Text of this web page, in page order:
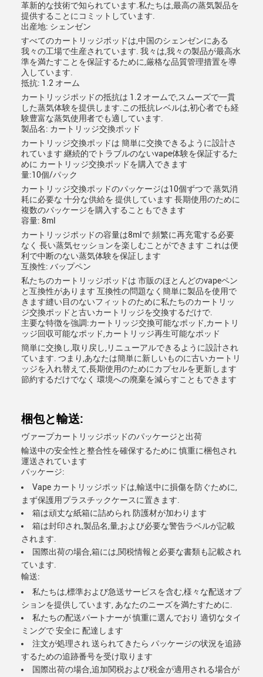
革新的な技術で知られています.私たちは,最高の蒸気製品を
提供することにコミットしています.
出産地: シェンゼン
すべてのカートリッジポッドは,中国のシェンゼンにある
我々の工場で生産されています. 我々は,我々の製品が最高水
準を満たすことを保証するために,厳格な品質管理措置を導
入しています.
抵抗: 1.2 オーム
カートリッジポッドの抵抗は 1.2 オームで,スムーズで一貫
した蒸気体験を提供します.この抵抗レベルは,初心者でも経
験豊富な蒸気使用者でも適しています.
製品名: カートリッジ交換ポッド
カートリッジ交換ポッドは 簡単に交換できるように設計さ
れています 継続的でトラブルのないvape体験を保証するた
めに カートリッジ交換ポッドを購入できます
量:10個/パック
カートリッジ交換ポッドのパッケージは10個ずつで 蒸気消
耗に必要な 十分な供給を 提供しています 長期使用のために
複数のパッケージを購入することもできます
容量: 8ml
カートリッジポッドの容量は8mlで 頻繁に再充電する必要
なく 長い蒸気セッションを楽しむことができます これは便
利で中断のない蒸気体験を保証します
互換性: バップペン
私たちのカートリッジポッドは 市販のほとんどのvapeペン
と互換性があります 互換性の問題なく簡単に製品を使用で
きます縫い目のないフィットのために私たちのカートリッ
ジ交換ポッドと古いカートリッジを交換するだけで.
主要な特徴を強調:カートリッジ交換可能なポッド,カートリ
ッジ回収可能なポッド,カートリッジ再生可能なポッド
簡単に交換し,取り戻し,リニューアルできるように設計され
ています. つまり,あなたは簡単に新しいものに古いカートリ
ッジを入れ替えて,長期使用のためにカプセルを更新します
節約するだけでなく 環境への廃棄を減らすこともできます
梱包と輸送:
ヴァープカートリッジポッドのパッケージと出荷
輸送中の安全性と整合性を確保するために 慎重に梱包され
運送されています
パッケージ:
Vape カートリッジポッドは,輸送中に損傷を防ぐために,
まず保護用プラスチックケースに置きます.
箱は頑丈な紙箱に詰められ 防護材が加わります
箱は封印され,製品名,量,および必要な警告ラベルが記載
されます.
国際出荷の場合,箱には,関税情報と必要な書類も記載され
ています.
輸送:
私たちは,標準および急送サービスを含む,様々な配送オプ
ションを提供しています, あなたのニーズを満たすために.
私たちの配送パートナーが 慎重に選んでおり 適切なタイ
ミングで 安全に 配達します
注文が処理され 送られてきたら パッケージの状況を追跡
するための追跡番号を受け取ります
国際出荷の場合,追加関税および税金が適用される場合が